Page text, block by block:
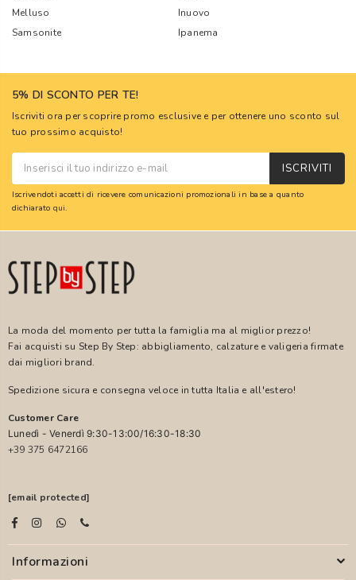
Melluso
Inuovo
Samsonite
Ipanema
5% DI SCONTO PER TE!
Iscriviti ora per scoprire promo esclusive e per ottenere uno sconto sul
tuo prossimo acquisto!
ISCRIVITI
Iscrivendoti accetti di ricevere comunicazioni promozionali in base a quanto
dichiarato qui.
La moda del momento per tutta la famiglia ma al miglior prezzo!
Fai acquisti su Step By Step: abbigliamento, calzature e valigeria firmate
dai migliori brand.
Spedizione sicura e consegna veloce in tutta Italia e all'estero!
Customer Care
Lunedì - Venerdì 9:30-13:00/16:30-18:30
+39 375 6472166
[email protected]
Informazioni